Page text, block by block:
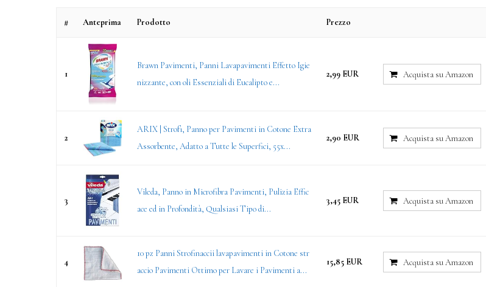
# Anteprima Prodotto Prezzo
1
Brawn Pavimenti, Panni Lavapavimenti Effetto Igie
nizzante, con oli Essenziali di Eucalipto e...
2,99 EUR Acquista su Amazon
2
ARIX | Strofì, Panno per Pavimenti in Cotone Extra
Assorbente, Adatto a Tutte le Superfici, 55x...
2,90 EUR Acquista su Amazon
3
Vileda, Panno in Microfibra Pavimenti, Pulizia Effic
ace ed in Profondità, Qualsiasi Tipo di...
3,45 EUR Acquista su Amazon
4
10 pz Panni Strofinaccii lavapavimenti in Cotone str
accio Pavimenti Ottimo per Lavare i Pavimenti a...
15,85 EUR Acquista su Amazon